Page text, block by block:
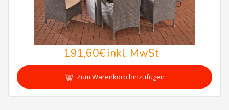
191,60€inkl. MwSt
Zum Warenkorb hinzufügen